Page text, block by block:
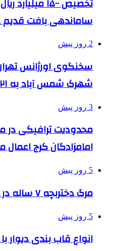
ساماندهی بافت
2 روز پیش
سخنگوی اورژانس
شهرک شمس آباد به ۲۱نفر رسید
3 روز پیش
محدودیت ترافیکی
امامزادگان کرج
5 روز پیش
مرگ دختربچه ۷ ساله در پارک اسلامشهر
5 روز پیش
انواع قاب بندی